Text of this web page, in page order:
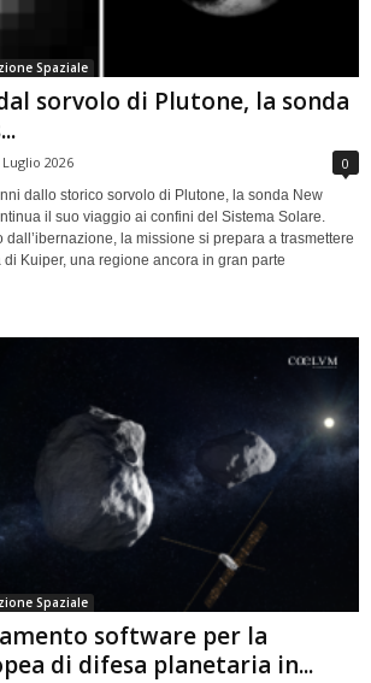
Spaziale
sorvolo di Plutone, la sonda
Luglio 2026 0
dallo storico sorvolo di Plutone, la sonda New
il suo viaggio ai confini del Sistema Solare.
dall’ibernazione, la missione si prepara a trasmettere
Kuiper, una regione ancora in gran parte
Spaziale
software per la
di difesa planetaria in...